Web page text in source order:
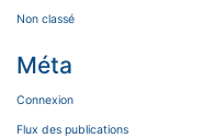
Non classé
Méta
Connexion
Flux des publications